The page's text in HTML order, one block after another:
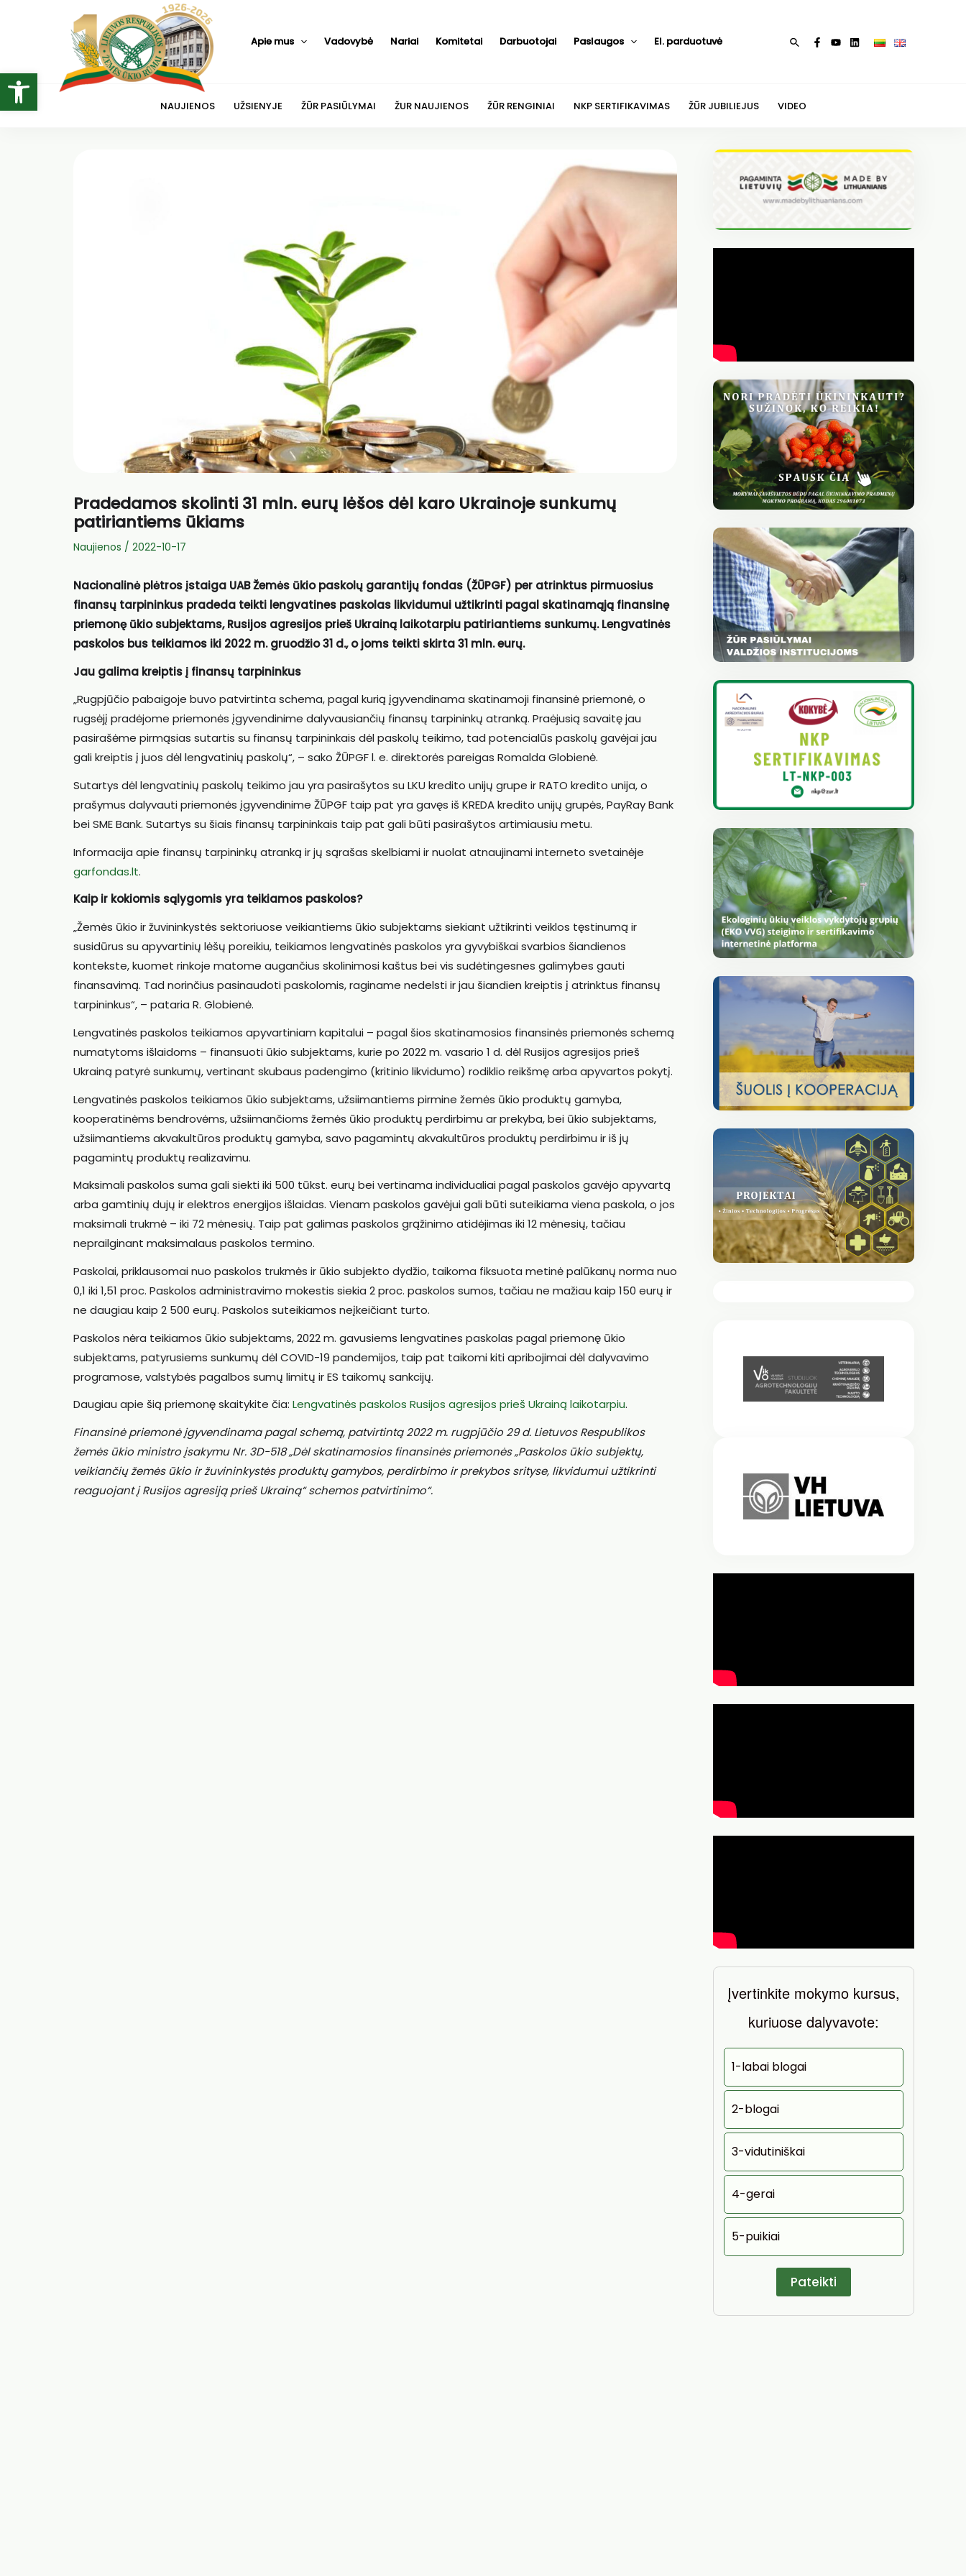
Open toolbar
Apie mus Vadovybė Nariai Komitetai Darbuotojai Paslaugos El. parduotuvė Paieška
NAUJIENOS UŽSIENYJE ŽŪR PASIŪLYMAI ŽUR NAUJIENOS ŽŪR RENGINIAI NKP SERTIFIKAVIMAS ŽŪR JUBILIEJUS VIDEO
Pradedamos skolinti 31 mln. eurų lėšos dėl karo Ukrainoje sunkumų
patiriantiems ūkiams
Naujienos / 2022-10-17
Nacionalinė plėtros įstaiga UAB Žemės ūkio paskolų garantijų fondas (ŽŪPGF) per atrinktus pirmuosius
finansų tarpininkus pradeda teikti lengvatines paskolas likvidumui užtikrinti pagal skatinamąją finansinę
priemonę ūkio subjektams, Rusijos agresijos prieš Ukrainą laikotarpiu patiriantiems sunkumų. Lengvatinės
paskolos bus teikiamos iki 2022 m. gruodžio 31 d., o joms teikti skirta 31 mln. eurų.
Jau galima kreiptis į finansų tarpininkus
„Rugpjūčio pabaigoje buvo patvirtinta schema, pagal kurią įgyvendinama skatinamoji finansinė priemonė, o
rugsėjį pradėjome priemonės įgyvendinime dalyvausiančių finansų tarpininkų atranką. Praėjusią savaitę jau
pasirašėme pirmąsias sutartis su finansų tarpininkais dėl paskolų teikimo, tad potencialūs paskolų gavėjai jau
gali kreiptis į juos dėl lengvatinių paskolų“, – sako ŽŪPGF l. e. direktorės pareigas Romalda Globienė.
Sutartys dėl lengvatinių paskolų teikimo jau yra pasirašytos su LKU kredito unijų grupe ir RATO kredito unija, o
prašymus dalyvauti priemonės įgyvendinime ŽŪPGF taip pat yra gavęs iš KREDA kredito unijų grupės, PayRay Bank
bei SME Bank. Sutartys su šiais finansų tarpininkais taip pat gali būti pasirašytos artimiausiu metu.
Informacija apie finansų tarpininkų atranką ir jų sąrašas skelbiami ir nuolat atnaujinami interneto svetainėje
garfondas.lt.
Kaip ir kokiomis sąlygomis yra teikiamos paskolos?
„Žemės ūkio ir žuvininkystės sektoriuose veikiantiems ūkio subjektams siekiant užtikrinti veiklos tęstinumą ir
susidūrus su apyvartinių lėšų poreikiu, teikiamos lengvatinės paskolos yra gyvybiškai svarbios šiandienos
kontekste, kuomet rinkoje matome augančius skolinimosi kaštus bei vis sudėtingesnes galimybes gauti
finansavimą. Tad norinčius pasinaudoti paskolomis, raginame nedelsti ir jau šiandien kreiptis į atrinktus finansų
tarpininkus“, – pataria R. Globienė.
Lengvatinės paskolos teikiamos apyvartiniam kapitalui – pagal šios skatinamosios finansinės priemonės schemą
numatytoms išlaidoms – finansuoti ūkio subjektams, kurie po 2022 m. vasario 1 d. dėl Rusijos agresijos prieš
Ukrainą patyrė sunkumų, vertinant skubaus padengimo (kritinio likvidumo) rodiklio reikšmę arba apyvartos pokytį.
Lengvatinės paskolos teikiamos ūkio subjektams, užsiimantiems pirmine žemės ūkio produktų gamyba,
kooperatinėms bendrovėms, užsiimančioms žemės ūkio produktų perdirbimu ar prekyba, bei ūkio subjektams,
užsiimantiems akvakultūros produktų gamyba, savo pagamintų akvakultūros produktų perdirbimu ir iš jų
pagamintų produktų realizavimu.
Maksimali paskolos suma gali siekti iki 500 tūkst. eurų bei vertinama individualiai pagal paskolos gavėjo apyvartą
arba gamtinių dujų ir elektros energijos išlaidas. Vienam paskolos gavėjui gali būti suteikiama viena paskola, o jos
maksimali trukmė – iki 72 mėnesių. Taip pat galimas paskolos grąžinimo atidėjimas iki 12 mėnesių, tačiau
neprailginant maksimalaus paskolos termino.
Paskolai, priklausomai nuo paskolos trukmės ir ūkio subjekto dydžio, taikoma fiksuota metinė palūkanų norma nuo
0,1 iki 1,51 proc. Paskolos administravimo mokestis siekia 2 proc. paskolos sumos, tačiau ne mažiau kaip 150 eurų ir
ne daugiau kaip 2 500 eurų. Paskolos suteikiamos neįkeičiant turto.
Paskolos nėra teikiamos ūkio subjektams, 2022 m. gavusiems lengvatines paskolas pagal priemonę ūkio
subjektams, patyrusiems sunkumų dėl COVID-19 pandemijos, taip pat taikomi kiti apribojimai dėl dalyvavimo
programose, valstybės pagalbos sumų limitų ir ES taikomų sankcijų.
Daugiau apie šią priemonę skaitykite čia: Lengvatinės paskolos Rusijos agresijos prieš Ukrainą laikotarpiu.
Finansinė priemonė įgyvendinama pagal schemą, patvirtintą 2022 m. rugpjūčio 29 d. Lietuvos Respublikos
žemės ūkio ministro įsakymu Nr. 3D-518 „Dėl skatinamosios finansinės priemonės „Paskolos ūkio subjektų,
veikiančių žemės ūkio ir žuvininkystės produktų gamybos, perdirbimo ir prekybos srityse, likvidumui užtikrinti
reaguojant į Rusijos agresiją prieš Ukrainą“ schemos patvirtinimo“.
Įvertinkite mokymo kursus,
kuriuose dalyvavote:
1-labai blogai
2-blogai
3-vidutiniškai
4-gerai
5-puikiai